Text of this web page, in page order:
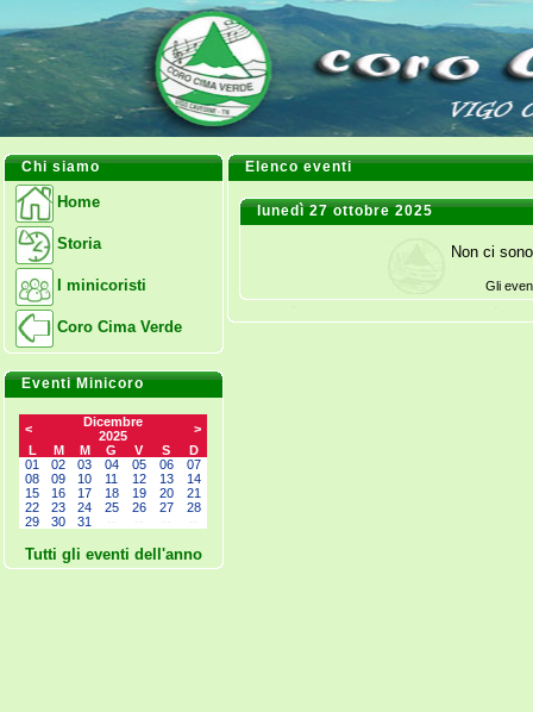
Chi siamo
Home
Storia
I minicoristi
Coro Cima Verde
Eventi Minicoro
<
Dicembre
2025
>
L
M M G V S
D
01
02 03 04 05 06
07
08
09 10 11 12 13
14
15
16 17 18 19 20
21
22
23 24 25 26 27
28
29
30 31
Tutti gli eventi dell'anno
Elenco eventi
lunedì 27 ottobre 2025
Non ci
Gli